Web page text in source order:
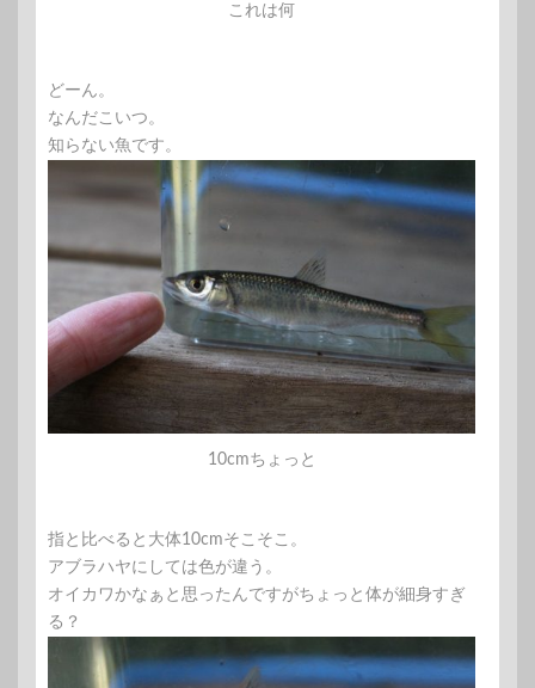
これは何
どーん。
なんだこいつ。
知らない魚です。
10cmちょっと
指と比べると大体10cmそこそこ。
アブラハヤにしては色が違う。
オイカワかなぁと思ったんですがちょっと体が細身すぎ
る？